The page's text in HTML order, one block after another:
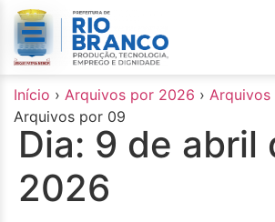
conteúdo
Início › Arquivos por 2026 ›
Arquivos por 09
Dia: 9 de abril
2026